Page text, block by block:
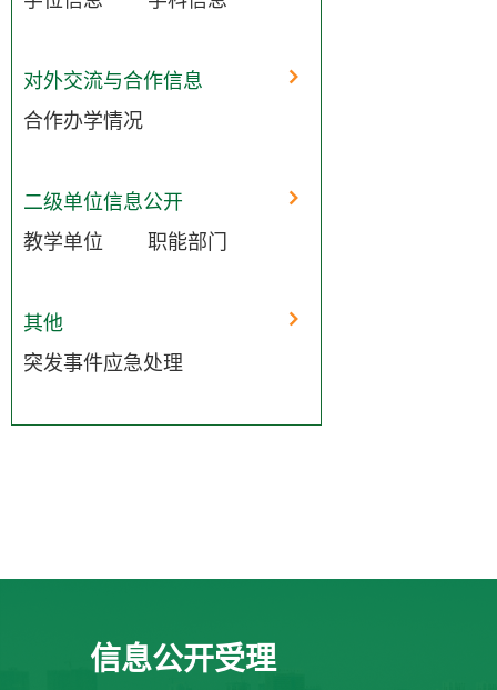
对外交流与合作信息
合作办学情况
二级单位信息公开
教学单位
职能部门
其他
突发事件应急处理
信息公开受理